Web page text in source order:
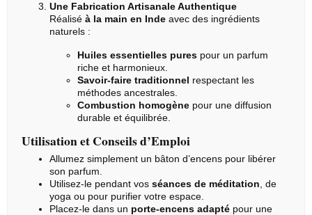
Une Fabrication Artisanale Authentique
Réalisé à la main en Inde avec des ingrédients
naturels :
Huiles essentielles pures pour un parfum
riche et harmonieux.
Savoir-faire traditionnel respectant les
méthodes ancestrales.
Combustion homogène pour une diffusion
durable et équilibrée.
Utilisation et Conseils d’Emploi
Allumez simplement un bâton d’encens pour libérer
son parfum.
Utilisez-le pendant vos séances de méditation , de
yoga ou pour purifier votre espace.
Placez-le dans un porte-encens adapté pour une